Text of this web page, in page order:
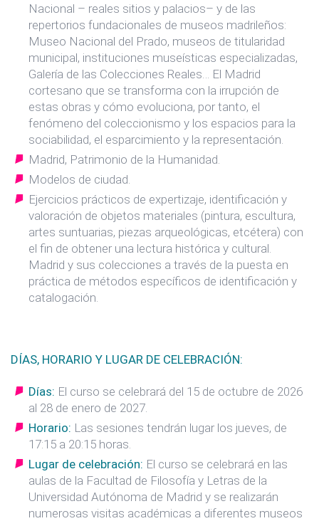
Nacional – reales sitios y palacios– y de las
repertorios fundacionales de museos madrileños:
Museo Nacional del Prado, museos de titularidad
municipal, instituciones museísticas especializadas,
Galería de las Colecciones Reales… El Madrid
cortesano que se transforma con la irrupción de
estas obras y cómo evoluciona, por tanto, el
fenómeno del coleccionismo y los espacios para la
sociabilidad, el esparcimiento y la representación.
Madrid, Patrimonio de la Humanidad.
Modelos de ciudad.
Ejercicios prácticos de expertizaje, identificación y
valoración de objetos materiales (pintura, escultura,
artes suntuarias, piezas arqueológicas, etcétera) con
el fin de obtener una lectura histórica y cultural.
Madrid y sus colecciones a través de la puesta en
práctica de métodos específicos de identificación y
catalogación.
DÍAS, HORARIO Y LUGAR DE CELEBRACIÓN:
Días: El curso se celebrará del 15 de octubre de 2026
al 28 de enero de 2027.
Horario: Las sesiones tendrán lugar los jueves, de
17:15 a 20:15 horas.
Lugar de celebración: El curso se celebrará en las
aulas de la Facultad de Filosofía y Letras de la
Universidad Autónoma de Madrid y se realizarán
numerosas visitas académicas a diferentes museos